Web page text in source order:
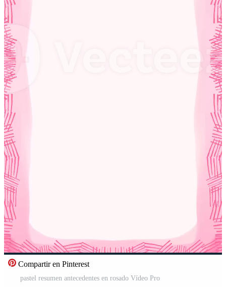
Compartir en Pinterest
pastel resumen antecedentes en rosado Vídeo Pro